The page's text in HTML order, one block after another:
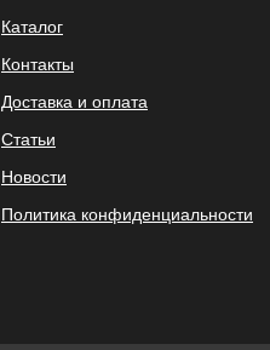
Каталог
Контакты
Доставка и оплата
Статьи
Новости
Политика конфиденциальности